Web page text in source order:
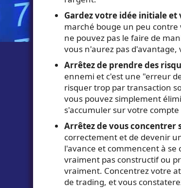
Gardez votre idée initiale
marché bouge un peu contre
ne pouvez pas le faire de
vous n'aurez pas
Arrêtez de prendre des
ennemi et c'est une "erreur
risquer trop par transaction
vous pouvez simplement
s'accumuler sur votre
Arrêtez de vous concentrer
correctement et de devenir
l'avance et commencent à
vraiment pas constructif ou
vraiment. Concentrez votre
de trading, et vous